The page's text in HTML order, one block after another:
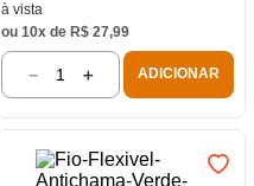
à vista
ou 10x de R$ 27,99
＋
－ ADICIONAR